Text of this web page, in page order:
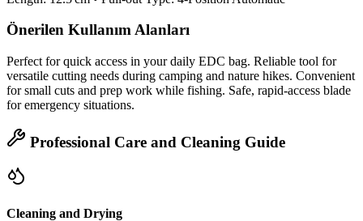
Önerilen Kullanım Alanları
Perfect for quick access in your daily EDC bag. Reliable tool for
versatile cutting needs during camping and nature hikes. Convenient
for small cuts and prep work while fishing. Safe, rapid‑access blade
for emergency situations.
Professional Care and Cleaning Guide
Cleaning and Drying